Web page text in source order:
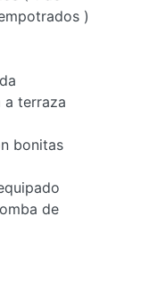
)
a terraza
bonitas
de